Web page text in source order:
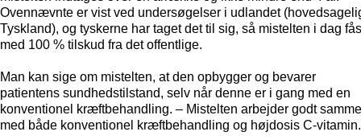
Ovennævnte er vist ved undersøgelser i udlandet
Tyskland), og tyskerne har taget det til sig, så mistelten i dag fås
med 100 % tilskud fra det offentlige.
Man kan sige om mistelten, at den opbygger og bevarer
patientens sundhedstilstand, selv når denne er i gang med en
konventionel kræftbehandling. – Mistelten arbejder godt
med både konventionel kræftbehandling og højdosis C-